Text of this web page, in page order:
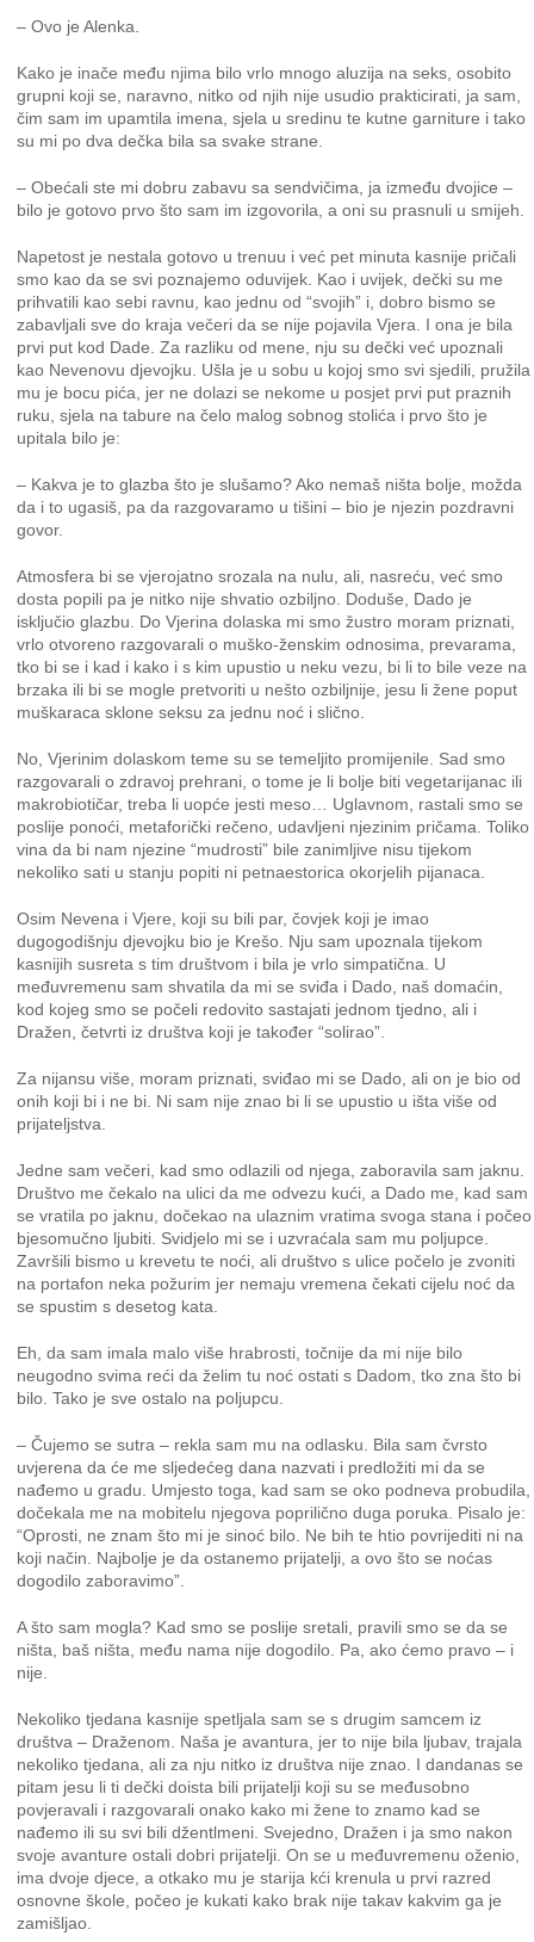
– Ovo je Alenka.
Kako je inače među njima bilo vrlo mnogo aluzija na seks, osobito
grupni koji se, naravno, nitko od njih nije usudio prakticirati, ja sam,
čim sam im upamtila imena, sjela u sredinu te kutne garniture i tako
su mi po dva dečka bila sa svake strane.
– Obećali ste mi dobru zabavu sa sendvičima, ja između dvojice –
bilo je gotovo prvo što sam im izgovorila, a oni su prasnuli u smijeh.
Napetost je nestala gotovo u trenuu i već pet minuta kasnije pričali
smo kao da se svi poznajemo oduvijek. Kao i uvijek, dečki su me
prihvatili kao sebi ravnu, kao jednu od “svojih” i, dobro bismo se
zabavljali sve do kraja večeri da se nije pojavila Vjera. I ona je bila
prvi put kod Dade. Za razliku od mene, nju su dečki već upoznali
kao Nevenovu djevojku. Ušla je u sobu u kojoj smo svi sjedili, pružila
mu je bocu pića, jer ne dolazi se nekome u posjet prvi put praznih
ruku, sjela na tabure na čelo malog sobnog stolića i prvo što je
upitala bilo je:
– Kakva je to glazba što je slušamo? Ako nemaš ništa bolje, možda
da i to ugasiš, pa da razgovaramo u tišini – bio je njezin pozdravni
govor.
Atmosfera bi se vjerojatno srozala na nulu, ali, nasreću, već smo
dosta popili pa je nitko nije shvatio ozbiljno. Doduše, Dado je
isključio glazbu. Do Vjerina dolaska mi smo žustro moram priznati,
vrlo otvoreno razgovarali o muško-ženskim odnosima, prevarama,
tko bi se i kad i kako i s kim upustio u neku vezu, bi li to bile veze na
brzaka ili bi se mogle pretvoriti u nešto ozbiljnije, jesu li žene poput
muškaraca sklone seksu za jednu noć i slično.
No, Vjerinim dolaskom teme su se temeljito promijenile. Sad smo
razgovarali o zdravoj prehrani, o tome je li bolje biti vegetarijanac ili
makrobiotičar, treba li uopće jesti meso… Uglavnom, rastali smo se
poslije ponoći, metaforički rečeno, udavljeni njezinim pričama. Toliko
vina da bi nam njezine “mudrosti” bile zanimljive nisu tijekom
nekoliko sati u stanju popiti ni petnaestorica okorjelih pijanaca.
Osim Nevena i Vjere, koji su bili par, čovjek koji je imao
dugogodišnju djevojku bio je Krešo. Nju sam upoznala tijekom
kasnijih susreta s tim društvom i bila je vrlo simpatična. U
međuvremenu sam shvatila da mi se sviđa i Dado, naš domaćin,
kod kojeg smo se počeli redovito sastajati jednom tjedno, ali i
Dražen, četvrti iz društva koji je također “solirao”.
Za nijansu više, moram priznati, sviđao mi se Dado, ali on je bio od
onih koji bi i ne bi. Ni sam nije znao bi li se upustio u išta više od
prijateljstva.
Jedne sam večeri, kad smo odlazili od njega, zaboravila sam jaknu.
Društvo me čekalo na ulici da me odvezu kući, a Dado me, kad sam
se vratila po jaknu, dočekao na ulaznim vratima svoga stana i počeo
bjesomučno ljubiti. Svidjelo mi se i uzvraćala sam mu poljupce.
Završili bismo u krevetu te noći, ali društvo s ulice počelo je zvoniti
na portafon neka požurim jer nemaju vremena čekati cijelu noć da
se spustim s desetog kata.
Eh, da sam imala malo više hrabrosti, točnije da mi nije bilo
neugodno svima reći da želim tu noć ostati s Dadom, tko zna što bi
bilo. Tako je sve ostalo na poljupcu.
– Čujemo se sutra – rekla sam mu na odlasku. Bila sam čvrsto
uvjerena da će me sljedećeg dana nazvati i predložiti mi da se
nađemo u gradu. Umjesto toga, kad sam se oko podneva probudila,
dočekala me na mobitelu njegova poprilično duga poruka. Pisalo je:
“Oprosti, ne znam što mi je sinoć bilo. Ne bih te htio povrijediti ni na
koji način. Najbolje je da ostanemo prijatelji, a ovo što se noćas
dogodilo zaboravimo”.
A što sam mogla? Kad smo se poslije sretali, pravili smo se da se
ništa, baš ništa, među nama nije dogodilo. Pa, ako ćemo pravo – i
nije.
Nekoliko tjedana kasnije spetljala sam se s drugim samcem iz
društva – Draženom. Naša je avantura, jer to nije bila ljubav, trajala
nekoliko tjedana, ali za nju nitko iz društva nije znao. I dandanas se
pitam jesu li ti dečki doista bili prijatelji koji su se međusobno
povjeravali i razgovarali onako kako mi žene to znamo kad se
nađemo ili su svi bili džentlmeni. Svejedno, Dražen i ja smo nakon
svoje avanture ostali dobri prijatelji. On se u međuvremenu oženio,
ima dvoje djece, a otkako mu je starija kći krenula u prvi razred
osnovne škole, počeo je kukati kako brak nije takav kakvim ga je
zamišljao.